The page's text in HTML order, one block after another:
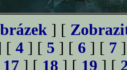
] [
[ 4 ] [ 5 ] [ 6 ] [ 7
17 ] [ 18 ] [ 19 ] [